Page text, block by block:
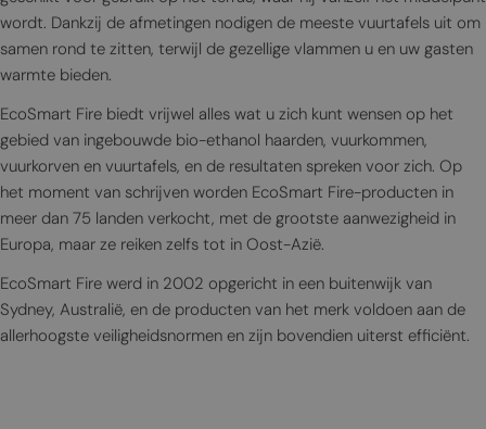
wordt. Dankzij de afmetingen nodigen de meeste vuurtafels uit om
samen rond te zitten, terwijl de gezellige vlammen u en uw gasten
warmte bieden.
EcoSmart Fire biedt vrijwel alles wat u zich kunt wensen op het
gebied van ingebouwde bio-ethanol haarden, vuurkommen,
vuurkorven en vuurtafels, en de resultaten spreken voor zich. Op
het moment van schrijven worden EcoSmart Fire-producten in
meer dan 75 landen verkocht, met de grootste aanwezigheid in
Europa, maar ze reiken zelfs tot in Oost-Azië.
EcoSmart Fire werd in 2002 opgericht in een buitenwijk van
Sydney, Australië, en de producten van het merk voldoen aan de
allerhoogste veiligheidsnormen en zijn bovendien uiterst efficiënt.